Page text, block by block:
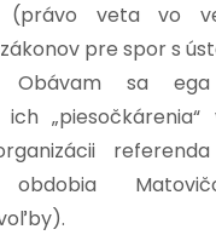
(právo veta vo
pre spor s
Obávam sa ega
„piesočkárenia“
obdobia